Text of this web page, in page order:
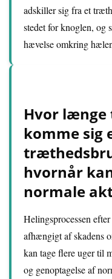
adskiller sig fra et
stedet for knoglen, og
hævelse omkring
Hvor længe
komme sig
hvornår
normale
Helingsprocessen
afhængigt af skadens
kan tage flere uger til
og genoptagelse af